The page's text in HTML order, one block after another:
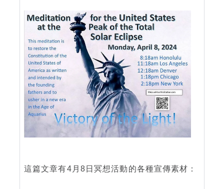
這篇文章有4月8日冥想活動的各種宣傳素材：